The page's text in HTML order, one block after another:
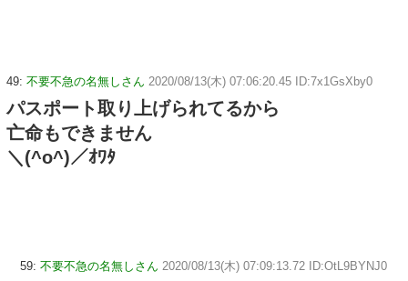
49: 不要不急の名無しさん 2020/08/13(木) 07:06:20.45 ID:7x1GsXby0
パスポート取り上げられてるから
亡命もできません
＼(^o^)／ｵﾜﾀ
59: 不要不急の名無しさん 2020/08/13(木) 07:09:13.72 ID:OtL9BYNJ0